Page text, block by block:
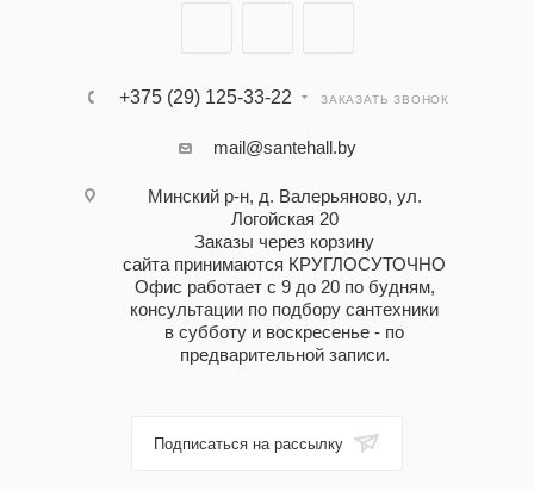
+375 (29) 125-33-22 ЗАКАЗАТЬ ЗВОНОК
mail@santehall.by
Минский р-н, д. Валерьяново, ул.
Логойская 20
Заказы через корзину
сайта принимаются КРУГЛОСУТОЧНО
Офис работает с 9 до 20 по будням,
консультации по подбору сантехники
в субботу и воскресенье - по
предварительной записи.
Подписаться на рассылку